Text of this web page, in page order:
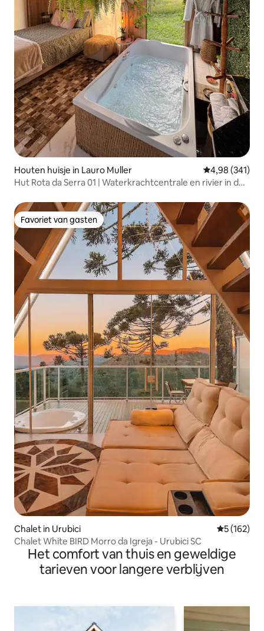
Houten huisje in Lauro Muller Gemiddelde
4,98 (341)
Hut Rota da Serra 01 | Waterkrachtcentrale en rivier in de
Favoriet van gasten
Favoriet van gasten
Chalet in Urubici
5 (162)
Chalet White BIRD Morro da Igreja - Urubici SC
Het comfort van thuis en geweldige
tarieven voor langere verblijven